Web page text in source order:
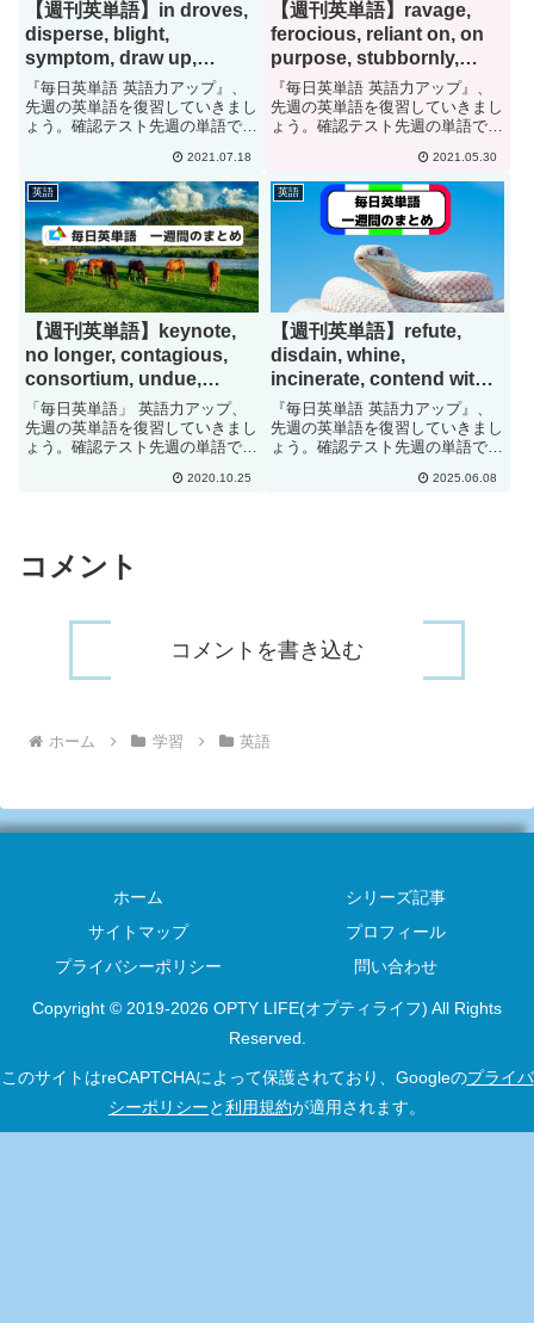
【週刊英単語】in droves,
disperse, blight,
symptom, draw up,
abundant, squash, land a
deal, endorsement[#80]
『毎日英単語 英語力アップ』、
先週の英単語を復習していきまし
ょう。確認テスト先週の単語で
drovesdisperseblightsymptomdra
w upabundantsquashland a
deale...
2021.07.18
【週刊英単語】ravage,
ferocious, reliant on, on
purpose, stubbornly,
frugally[#73]
『毎日英単語 英語力アップ』、
先週の英単語を復習していきまし
ょう。確認テスト先週の単語で
ravageferociousreliant onon
purposestubbornlyfrugallyrestoret
am...
2021.05.30
英語
【週刊英単語】keynote,
no longer, contagious,
consortium, undue,
hinder, blatantly[#42]
「毎日英単語」 英語力アップ、
先週の英単語を復習していきまし
ょう。確認テスト先週の単語で
2020.10.25
英語
【週刊英単語】refute,
disdain, whine,
incinerate, contend with,
affirm[#283]
『毎日英単語 英語力アップ』、
先週の英単語を復習していきまし
ょう。確認テスト先週の単語で
refutedisdainwhineincinerateconte
2025.06.08
コメント
コメントを書き込む
ホーム 学習 英語
ホーム
シリーズ記事
サイトマップ
プロフィール
プライバシーポリシー
問い合わせ
Copyright © 2019-2026 OPTY LIFE(オプティライフ) All Rights
Reserved.
このサイトはreCAPTCHAによって保護されており、Googleのプライバ
シーポリシーと利用規約が適用されます。